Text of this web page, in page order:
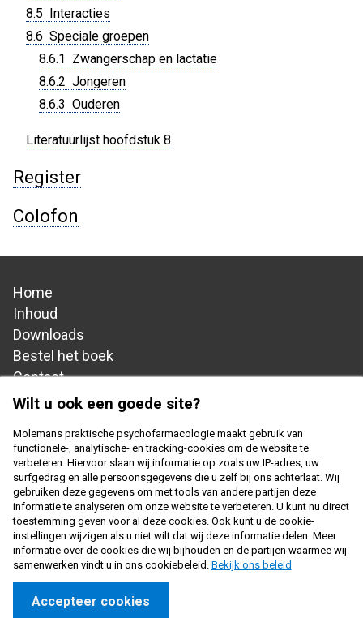
8.5 Interacties
8.6 Speciale groepen
8.6.1 Zwangerschap en lactatie
8.6.2 Jongeren
8.6.3 Ouderen
Literatuurlijst hoofdstuk 8
Register
Colofon
Hoofdnavigatie
Home
Inhoud
Downloads
Bestel het boek
Contact
Footer
navigation
Privacy disclaimer
Copyright 2026 - Samenwerkingsverband Nederlandse
Huisartsen Genootschap en Prelum
Wilt u ook een goede site?
Molemans praktische psychofarmacologie maakt gebruik van
functionele-, analytische- en tracking-cookies om de website te
verbeteren. Hiervoor slaan wij informatie op zoals uw IP-adres, uw
surfgedrag en alle persoonsgegevens die u zelf bij ons achterlaat. Wij
gebruiken deze gegevens om met tools van andere partijen deze
informatie te analyseren om onze website te verbeteren. U kunt nu direct
toestemming geven voor al deze cookies. Ook kunt u de cookie-
instellingen wijzigen als u niet wilt dat wij deze informatie delen. Meer
informatie over de cookies die wij bijhouden en de partijen waarmee wij
samenwerken vindt u in ons cookiebeleid. Bekijk ons beleid
Accepteer cookies